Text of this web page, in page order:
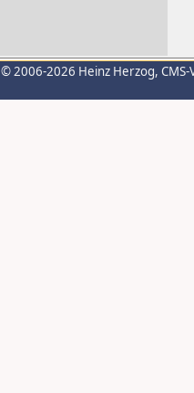
© 2006-2026 Heinz Herzog,